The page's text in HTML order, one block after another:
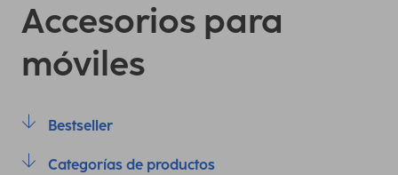
Accesorios para
móviles
Bestseller
Categorías de productos